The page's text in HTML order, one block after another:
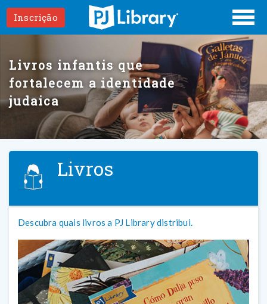
Inscrição
Livros infantis que
fortalecem a identidade
judaica
Livros
Descubra quais livros a PJ Library distribui.